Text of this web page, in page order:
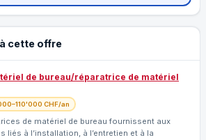
cette offre
de bureau/réparatrice de matériel
CHF/an
de matériel de bureau fournissent aux
liés à l’installation, à l’entretien et à la